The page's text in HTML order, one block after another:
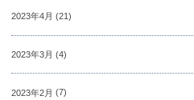
2023年4月 (21)
2023年3月 (4)
2023年2月 (7)